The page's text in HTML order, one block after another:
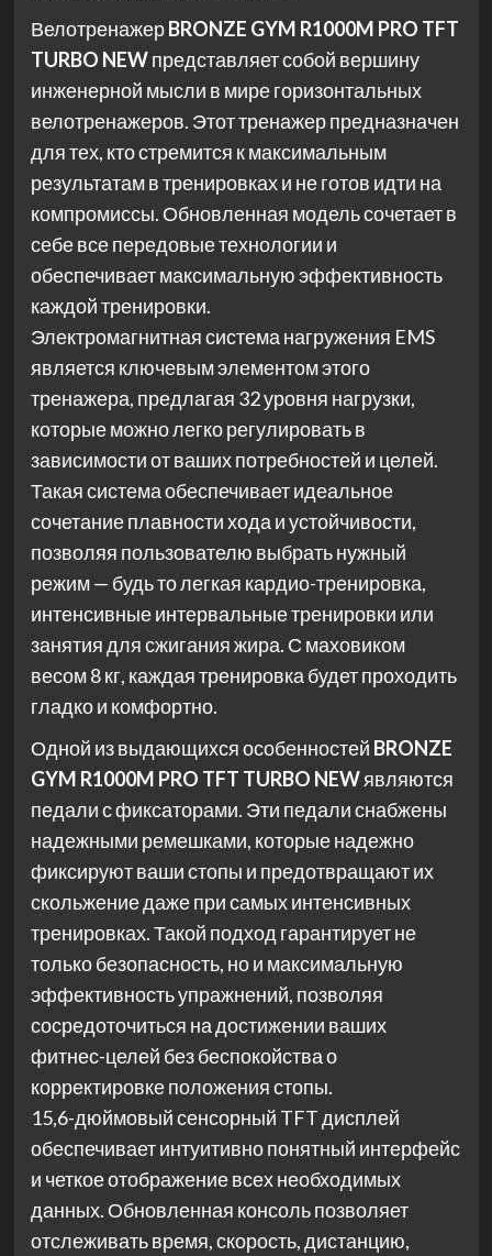
ВелотренажерBRONZE GYM R1000M PRO TFT
TURBO NEWпредставляет собой вершину
инженерной мысли в мире горизонтальных
велотренажеров. Этот тренажер предназначен
для тех, кто стремится к максимальным
результатам в тренировках и не готов идти на
компромиссы. Обновленная модель сочетает в
себе все передовые технологии и
обеспечивает максимальную эффективность
каждой тренировки.
Электромагнитная система нагружения EMS
является ключевым элементом этого
тренажера, предлагая 32 уровня нагрузки,
которые можно легко регулировать в
зависимости от ваших потребностей и целей.
Такая система обеспечивает идеальное
сочетание плавности хода и устойчивости,
позволяя пользователю выбрать нужный
режим — будь то легкая кардио-тренировка,
интенсивные интервальные тренировки или
занятия для сжигания жира. С маховиком
весом 8 кг, каждая тренировка будет проходить
гладко и комфортно.
Одной из выдающихся особенностей BRONZE
GYM R1000M PRO TFT TURBO NEWявляются
педали с фиксаторами. Эти педали снабжены
надежными ремешками, которые надежно
фиксируют ваши стопы и предотвращают их
скольжение даже при самых интенсивных
тренировках. Такой подход гарантирует не
только безопасность, но и максимальную
эффективность упражнений, позволяя
сосредоточиться на достижении ваших
фитнес-целей без беспокойства о
корректировке положения стопы.
15,6-дюймовый сенсорный TFT дисплей
обеспечивает интуитивно понятный интерфейс
и четкое отображение всех необходимых
данных. Обновленная консоль позволяет
отслеживать время, скорость, дистанцию,